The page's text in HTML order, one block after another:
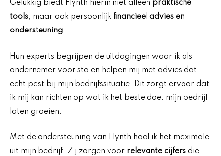
Gelukkig biedt Flynth hierin niet alleen praktische
tools, maar ook persoonlijk financieel advies en
ondersteuning.
Hun experts begrijpen de uitdagingen waar ik als
ondernemer voor sta en helpen mij met advies dat
echt past bij mijn bedrijfssituatie. Dit zorgt ervoor dat
ik mij kan richten op wat ik het beste doe: mijn bedrijf
laten groeien.
Met de ondersteuning van Flynth haal ik het maximale
uit mijn bedrijf. Zij zorgen voor relevante cijfers die